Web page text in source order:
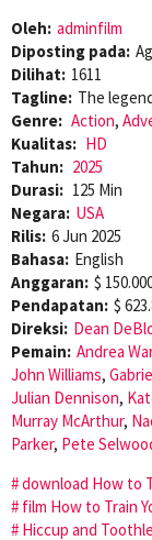
Oleh: adminfilm
Diposting pada:
Dilihat: 1611
Tagline: The
Genre: Action,
Kualitas: HD
Tahun: 2025
Durasi: 125 Min
Negara: USA
Rilis: 6 Jun 2025
Bahasa: English
Anggaran: $
Pendapatan: $
Direksi: Dean
Pemain: Andrea
John Williams,
Julian Dennison,
Murray McArthur,
Parker, Pete
download How to
film How to Train
Hiccup and